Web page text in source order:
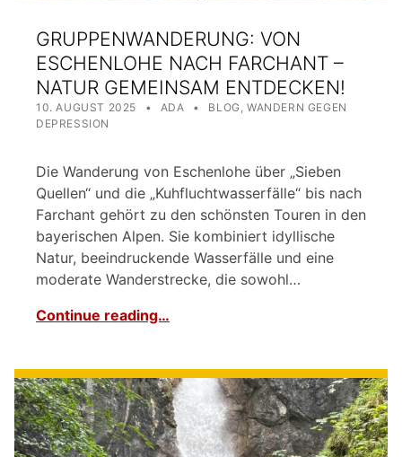
GRUPPENWANDERUNG: VON
ESCHENLOHE NACH FARCHANT –
NATUR GEMEINSAM ENTDECKEN!
10. AUGUST 2025 ADA CATEGORIZED IN:
BLOG ,WANDERN GEGEN
DEPRESSION
Die Wanderung von Eschenlohe über „Sieben
Quellen“ und die „Kuhfluchtwasserfälle“ bis nach
Farchant gehört zu den schönsten Touren in den
bayerischen Alpen. Sie kombiniert idyllische
Natur, beeindruckende Wasserfälle und eine
moderate Wanderstrecke, die sowohl…
Continue reading…